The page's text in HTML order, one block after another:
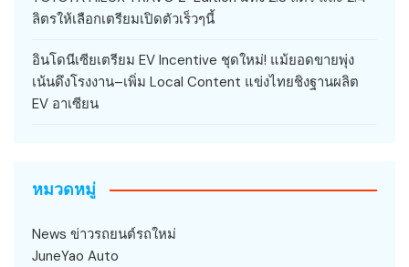
ลิตรให้เลือกเตรียมเปิดตัวเร็วๆนี้
อินโดนีเซียเตรียม EV Incentive ชุดใหม่! แม้ยอดขายพุ่ง
เน้นดึงโรงงาน–เพิ่ม Local Content แข่งไทยชิงฐานผลิต
EV อาเซียน
หมวดหมู่
News ข่าวรถยนต์รถใหม่
JuneYao Auto